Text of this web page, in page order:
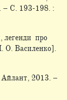
– С. 193-198. :
легенди про
О. Василенко].
Айлант, 2013. –